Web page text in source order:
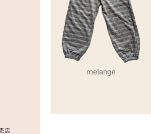
店